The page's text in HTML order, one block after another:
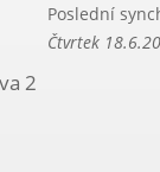
Poslední
Čtvrtek
2